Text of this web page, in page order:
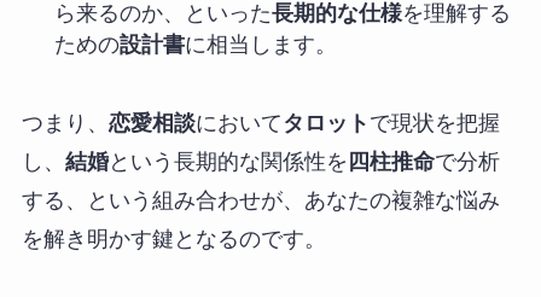
ら来るのか、といった長期的な仕様を理解する
ための設計書に相当します。
つまり、 恋愛相談において タロット で現状を把握
し、 結婚という長期的な関係性を 四柱推命で分析
する、という組み合わせが、あなたの複雑な悩み
を解き明かす鍵となるのです。